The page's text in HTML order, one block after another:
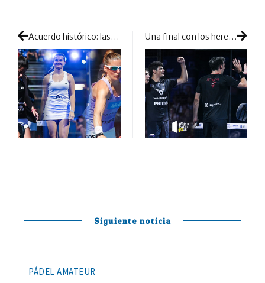
Acuerdo histórico: las chicas confirman que se unen al circuito Premier Padel Una final con los herederos peleando entre sí
Siguiente noticia
PÁDEL AMATEUR